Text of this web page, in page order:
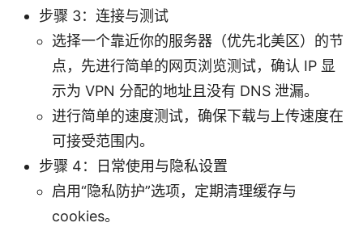
步骤 3：连接与测试
选择一个靠近你的服务器（优先北美区）的节
点，先进行简单的网页浏览测试，确认 IP 显
示为 VPN 分配的地址且没有 DNS 泄漏。
进行简单的速度测试，确保下载与上传速度在
可接受范围内。
步骤 4：日常使用与隐私设置
启用“隐私防护”选项，定期清理缓存与
cookies。